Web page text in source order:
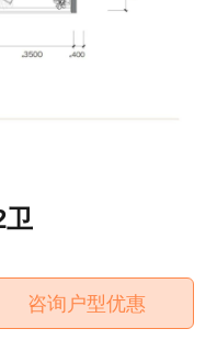
卫
咨询户型优惠